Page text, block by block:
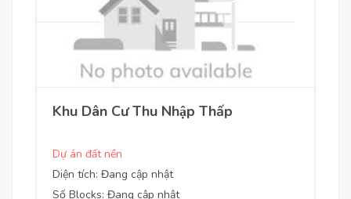
Khu Dân Cư Thu Nhập Thấp
Dự án đất nền
Diện tích: Đang cập nhật
Số Blocks: Đang cập nhật